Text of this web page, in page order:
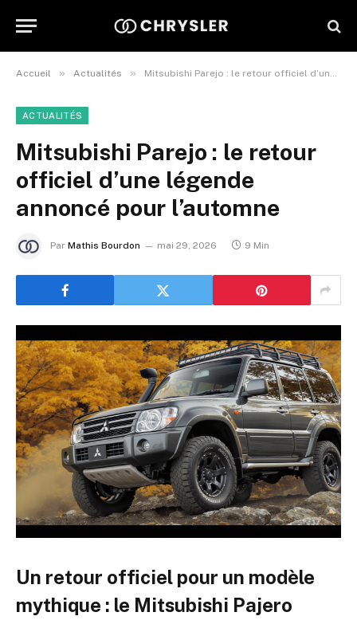
Accueil » Actualités » Mitsubishi Parejo : le retour officiel d’une légende annoncé pour l’automne
ACTUALITÉS
Mitsubishi Parejo : le retour
officiel d’une légende
annoncé pour l’automne
Par Mathis Bourdon mai 29, 2026 9 Min
Un retour officiel pour un modèle
mythique : le Mitsubishi Pajero